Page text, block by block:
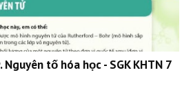
tố hóa học - SGK KHTN 7